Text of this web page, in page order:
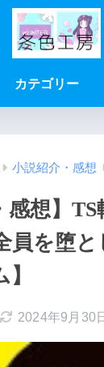
カテゴリー
小説紹介・感想
感想】
員を堕
2024年9月30